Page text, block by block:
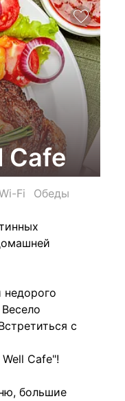
Cafe
Fi
Обеды
с
Cafe"!
большие